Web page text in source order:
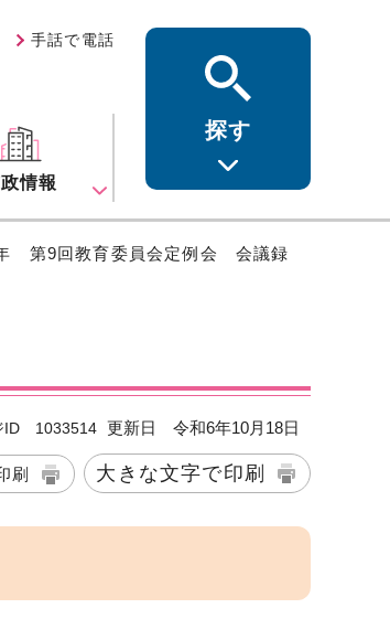
手話で電話
情報
探す
第9回教育委員会定例会 会議録
ID 1033514 更新日 令和6年10月18日
刷 大きな文字で印刷